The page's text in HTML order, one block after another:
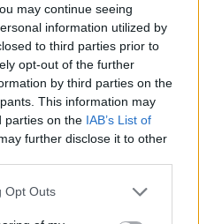
may continue seeing
information utilized by
to third parties prior to
opt-out of the further
by third parties on the
This information may
parties on the IAB’s List of
further disclose it to other
uses one or more Google
Opt Outs
Izraelben Bárónak